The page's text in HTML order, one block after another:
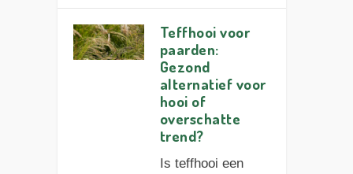
Teffhooi voor
paarden:
Gezond
alternatief voor
hooi of
overschatte
trend?
Is teffhooi een